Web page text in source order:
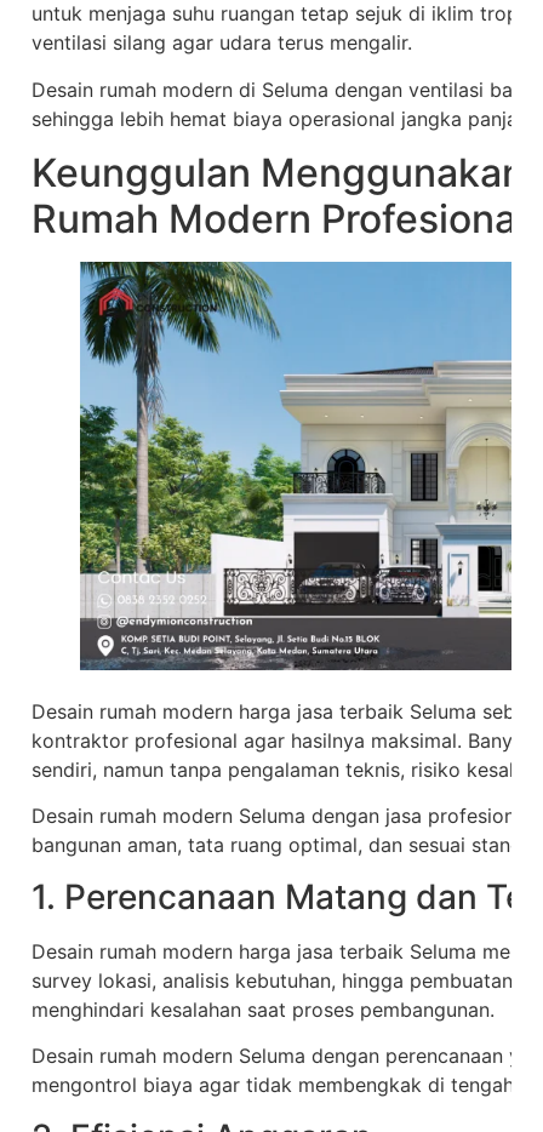
untuk menjaga suhu ruangan tetap sejuk di iklim
ventilasi silang agar udara terus mengalir.
Desain rumah modern di Seluma dengan ventilasi baik
sehingga lebih hemat biaya operasional jangka
Keunggulan Menggunakan
Rumah Modern Profesional
Desain rumah modern harga jasa terbaik Seluma
kontraktor profesional agar hasilnya maksimal.
sendiri, namun tanpa pengalaman teknis, risiko
Desain rumah modern Seluma dengan jasa
bangunan aman, tata ruang optimal, dan sesuai
1. Perencanaan Matang dan
Desain rumah modern harga jasa terbaik Seluma
survey lokasi, analisis kebutuhan, hingga pembuatan
menghindari kesalahan saat proses pembangunan.
Desain rumah modern Seluma dengan perencanaan
mengontrol biaya agar tidak membengkak di tengah